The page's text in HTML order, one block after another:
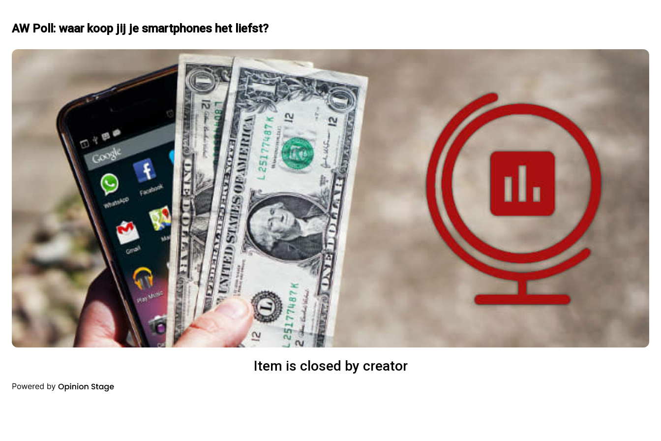
AW Poll: waar koop jij je smartphones het liefst?
Item is closed by creator